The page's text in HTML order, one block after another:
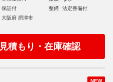
保証付 整備
法定整備付
大阪府 摂津市
見積もり・在庫確認
NEW